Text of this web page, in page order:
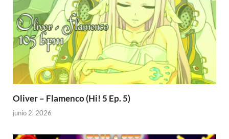
Oliver – Flamenco (Hi! 5 Ep. 5)
junio 2, 2026